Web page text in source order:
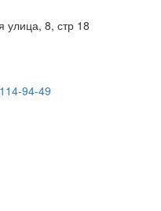
улица, 8, стр 18
94-49